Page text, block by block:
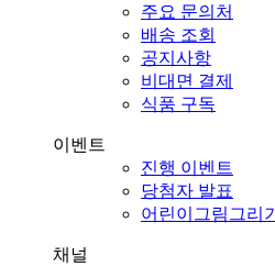
주요 문의처
배송 조회
공지사항
비대면 결제
식품 구독
이벤트
진행 이벤트
당첨자 발표
어린이그림그리
채널